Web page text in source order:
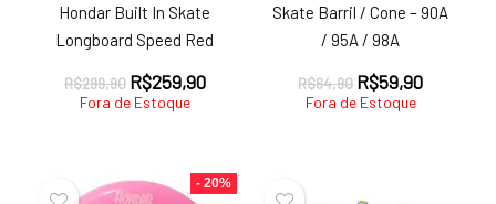
Hondar Built In Skate
Longboard Speed Red
R$299,90 O
preço
R$299,90.
R$259,90O
R$259,90.
Fora de Estoque
Skate Barril / Cone – 90A
/ 95A / 98A
R$64,90 O
preço
R$59,90O
Fora de Estoque
- 20%